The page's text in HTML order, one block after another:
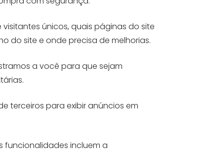
únicos, quais páginas do site
do site e onde precisa de melhorias.
a você para que sejam
terceiros para exibir anúncios em
funcionalidades incluem a